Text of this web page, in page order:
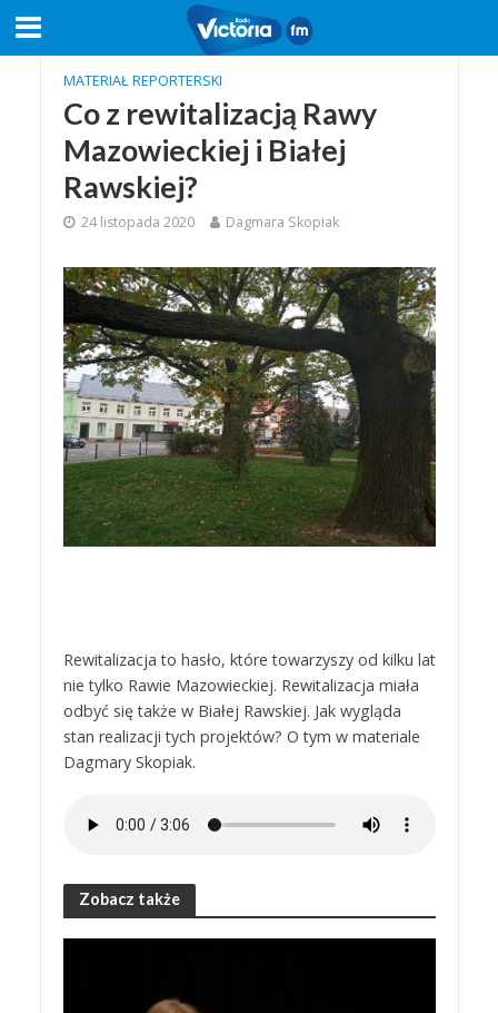
MATERIAŁ REPORTERSKI
Co z rewitalizacją Rawy
Mazowieckiej i Białej
Rawskiej?
24 listopada 2020 Dagmara Skopiak
Rewitalizacja to hasło, które towarzyszy od kilku lat
nie tylko Rawie Mazowieckiej. Rewitalizacja miała
odbyć się także w Białej Rawskiej. Jak wygląda
stan realizacji tych projektów? O tym w materiale
Dagmary Skopiak.
Zobacz także